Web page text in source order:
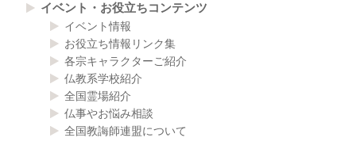
イベント・お役立ちコンテンツ
イベント情報
お役立ち情報リンク集
各宗キャラクターご紹介
仏教系学校紹介
全国霊場紹介
仏事やお悩み相談
全国教誨師連盟について